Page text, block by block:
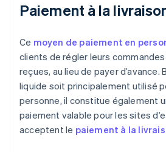
Paiement à la
Ce moyen de paiement en
clients de régler leurs
reçues, au lieu de payer d’avance.
liquide soit principalement utilisé
personne, il constitue également
paiement valable pour les sites
acceptent le paiement à la